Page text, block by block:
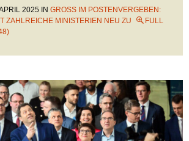
2025 IN GROSS IM POSTENVERGEBEN: K
MINISTERIEN NEU ZU
FULL